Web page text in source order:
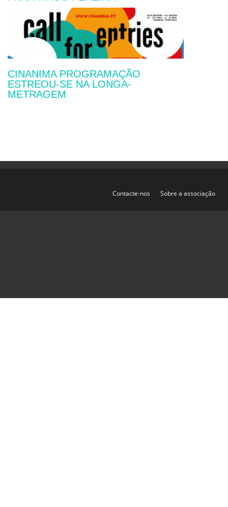
CINANIMA PROGRAMAÇÃO
ESTREOU-SE NA LONGA-
METRAGEM
Contacte-nos Sobre a associação